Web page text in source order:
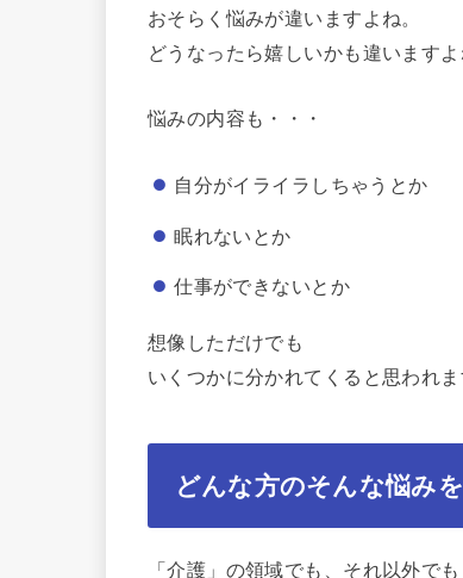
おそらく悩みが違いますよね。
どうなったら嬉しいかも違いますよ
悩みの内容も・・・
自分がイライラしちゃうとか
眠れないとか
仕事ができないとか
想像しただけでも
いくつかに分かれてくると思われま
どんな方のそんな悩み
「介護」の領域でも、それ以外でも